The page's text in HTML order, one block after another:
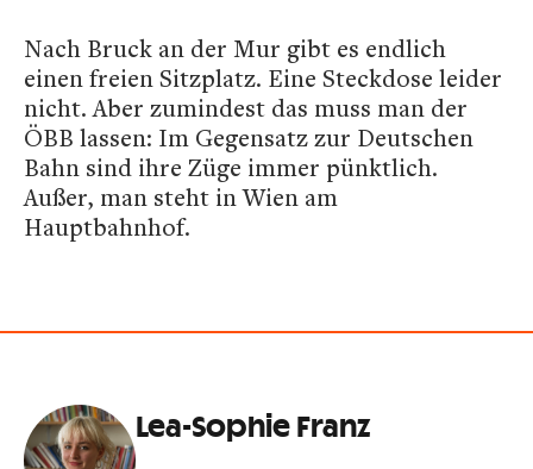
Nach Bruck an der Mur gibt es endlich
einen freien Sitzplatz. Eine Steckdose leider
nicht. Aber zumindest das muss man der
ÖBB lassen: Im Gegensatz zur Deutschen
Bahn sind ihre Züge immer pünktlich.
Außer, man steht in Wien am
Hauptbahnhof.
Lea-Sophie Franz